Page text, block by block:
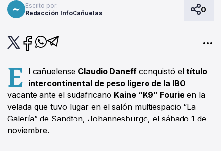
Escrito por:
Redacción InfoCañuelas
0
E l cañuelense Claudio Daneffconquistó eltítulo
intercontinental de peso ligero de la IBO
vacante ante el sudafricano Kaine “K9” Fourie en la
velada que tuvo lugar en el salón multiespacio “La
Galería” de Sandton, Johannesburgo, el sábado 1 de
noviembre.